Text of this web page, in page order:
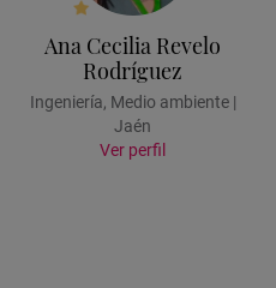
Ana Cecilia Revelo
Rodríguez
Ingeniería, Medio ambiente |
Jaén
Ver perfil